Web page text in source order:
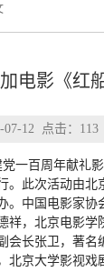
电影《红
07-12 点击： 113
党一百周年献礼
。此次活动由北
。中国电影家协
祥，北京电影学
会长张卫，著名
北京大学影视戏